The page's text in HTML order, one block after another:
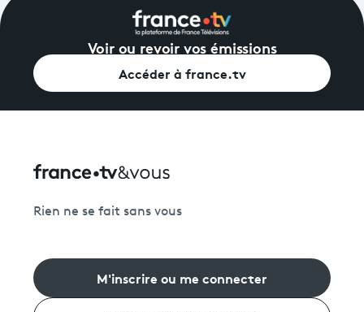
Voir ou revoir vos émissions
Accéder à france.tv
Rien ne se fait sans vous
M'inscrire ou me connecter